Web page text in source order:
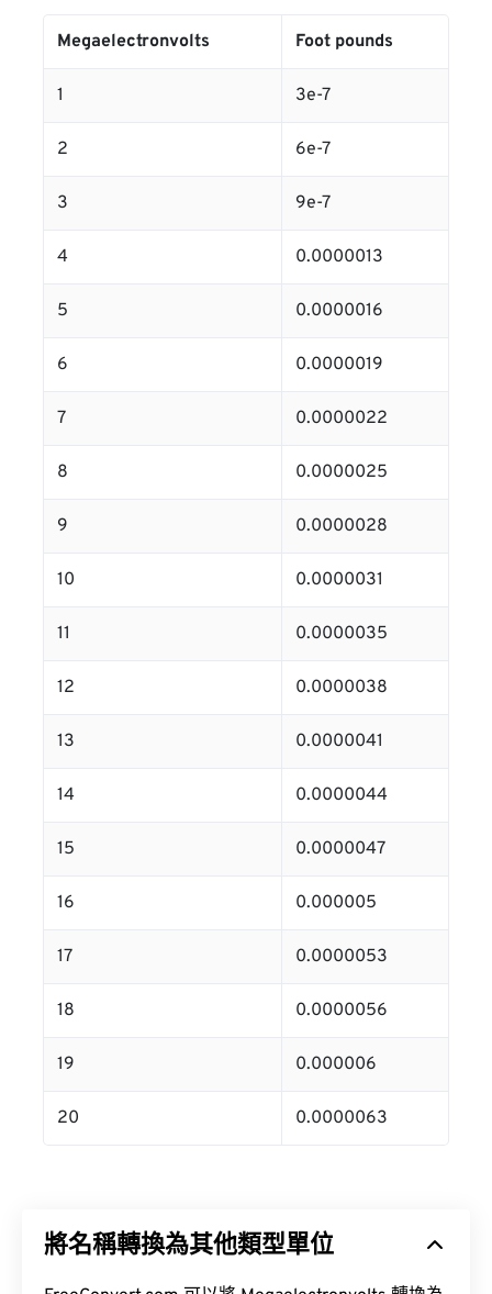
Megaelectronvolts Foot pounds
1 3e-7
2 6e-7
3 9e-7
4 0.0000013
5 0.0000016
6 0.0000019
7 0.0000022
8 0.0000025
9 0.0000028
10 0.0000031
11 0.0000035
12 0.0000038
13 0.0000041
14 0.0000044
15 0.0000047
16 0.000005
17 0.0000053
18 0.0000056
19 0.000006
20 0.0000063
將名稱轉換為其他類型單位